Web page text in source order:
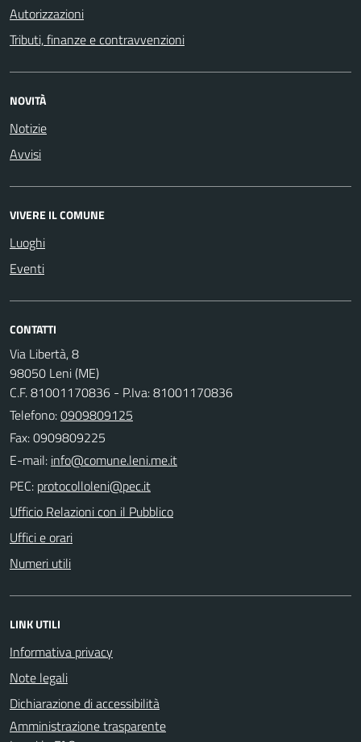
Autorizzazioni
Tributi, finanze e contravvenzioni
NOVITÀ
Notizie
Avvisi
VIVERE IL COMUNE
Luoghi
Eventi
CONTATTI
Via Libertà, 8
98050 Leni (ME)
C.F. 81001170836 - P.Iva: 81001170836
Telefono:0909809125
Fax: 0909809225
E-mail:
PEC:
Ufficio Relazioni con il Pubblico
Uffici e orari
Numeri utili
LINK UTILI
Informativa privacy
Note legali
Dichiarazione di accessibilità
Amministrazione trasparente